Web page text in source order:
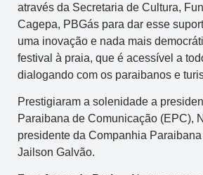
através da Secretaria de Cultura,
Cagepa, PBGás para dar esse
uma inovação e nada mais
festival à praia, que é acessível a
dialogando com os paraibanos e
Prestigiaram a solenidade a
Paraibana de Comunicação (EPC),
presidente da Companhia
Jailson Galvão.